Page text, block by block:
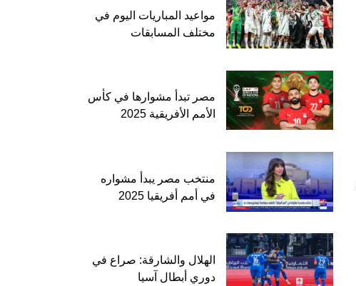
مواعيد المباريات اليوم في
مختلف المسابقات
مصر تبدأ مشوارها في كأس
الأمم الأفريقية 2025
منتخب مصر يبدأ مشواره
في أمم أفريقيا 2025
الهلال والشارقة: صراع في
دوري أبطال آسيا